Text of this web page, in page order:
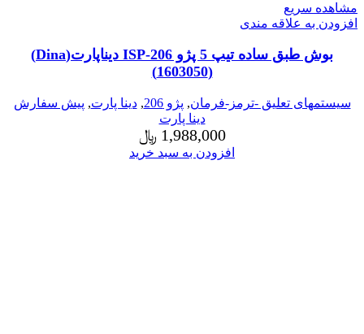
مشاهده سریع
افزودن به علاقه مندی
بوش طبق ساده تیپ 5 پژو 206-ISP دیناپارت(Dina)
(1603050)
سیستمهای تعلیق -ترمز-فرمان, پژو 206 ,دینا پارت, پیش سفارش
دینا پارت
1,988,000 ﷼
افزودن به سبد خرید